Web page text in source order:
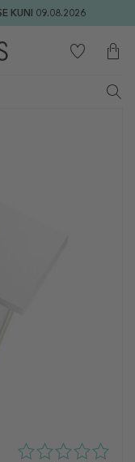
KUNI 09.08.2026